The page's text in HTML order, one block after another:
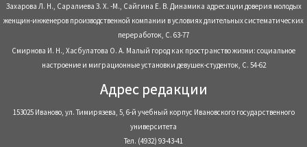
Захарова Л. Н., Саралиева З. Х. -М., Сайгина Е. В. Динамика адресации доверия молодых
женщин-инженеров производственной компании в условиях длительных систематических
переработок, С. 63-77
Смирнова И. Н., Хасбулатова О. А. Малый город как пространство жизни: социальное
настроение и миграционные установки девушек-студенток, С. 54-62
Адрес редакции
153025 Иваново, ул. Тимирязева, 5, 6-й учебный корпус Ивановского государственного
университета
Тел. (4932) 93-43-41